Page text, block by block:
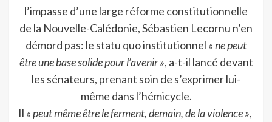
l’impasse d’une large réforme constitutionnelle
de la Nouvelle-Calédonie, Sébastien Lecornu n’en
démord pas: le statu quo institutionnel « ne peut
être une base solide pour l’avenir », a-t-il lancé devant
les sénateurs, prenant soin de s’exprimer lui-
même dans l’hémicycle.
Il « peut même être le ferment, demain, de la violence »,